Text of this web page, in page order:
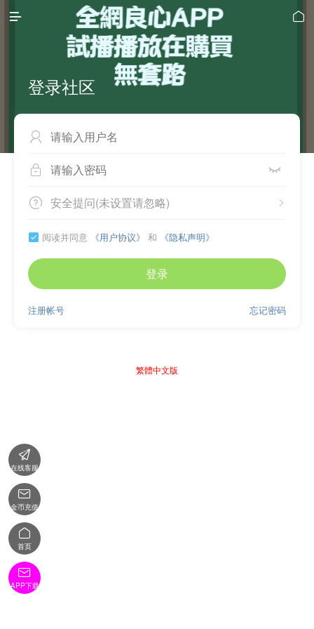
 
登录社区

 
 
安全提问(未设置请忽略)
 阅读并同意 《用户协议》 和 《隐私声明》
登录
忘记密码
注册帐号
繁體中文版

在线客服

金币充值

首页

APP下载